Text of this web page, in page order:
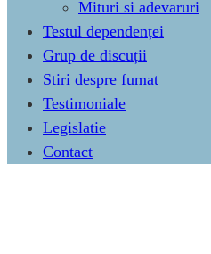
Mituri si adevaruri
Testul dependenței
Grup de discuții
Stiri despre fumat
Testimoniale
Legislatie
Contact